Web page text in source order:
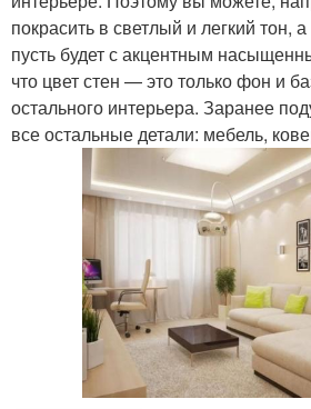
покрасить в светлый и легкий тон,
пусть будет с акцентным
что цвет стен — это только фон и
остального интерьера. Заранее
все остальные детали: мебель,